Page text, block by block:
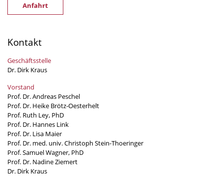
Anfahrt
Kontakt
Geschäftsstelle
Dr. Dirk Kraus
Vorstand
Prof. Dr. Andreas Peschel
Prof. Dr. Heike Brötz-Oesterhelt
Prof. Ruth Ley, PhD
Prof. Dr. Hannes Link
Prof. Dr. Lisa Maier
Prof. Dr. med. univ. Christoph Stein-Thoeringer
Prof. Samuel Wagner, PhD
Prof. Dr. Nadine Ziemert
Dr. Dirk Kraus